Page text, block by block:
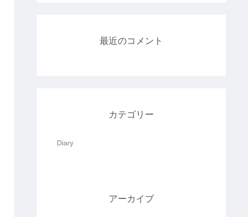
最近のコメント
カテゴリー
Diary
アーカイブ